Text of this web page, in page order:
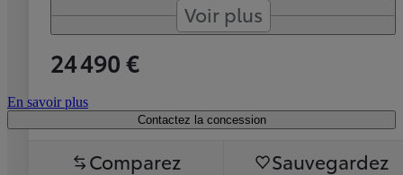
Voir plus
24 490 €
En savoir plus
Contactez la concession
Comparez Sauvegardez